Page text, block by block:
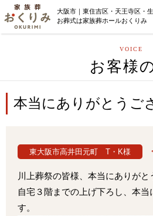
大阪市｜東住吉区・天王寺区・
お葬式は家族葬ホールおくりみ
VOICE
お客様
本当にありがとうご
東大阪市高井田元町 T・K様
川上葬祭の皆様、本当にありがと
自宅３階までの上げ下ろし、本当
す。